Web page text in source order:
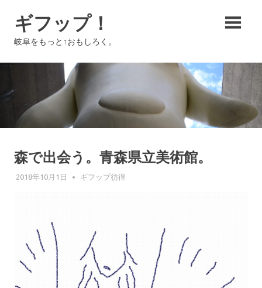
ツ
ス
ギフップ！
岐阜をもっと↑おもしろく。
森で出会う。青森県立美術館。
2018年10月1日 GIFUPP
ギフップ彷徨